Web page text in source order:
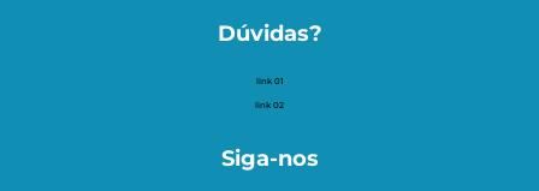
Dúvidas?
link 01
link 02
Siga-nos